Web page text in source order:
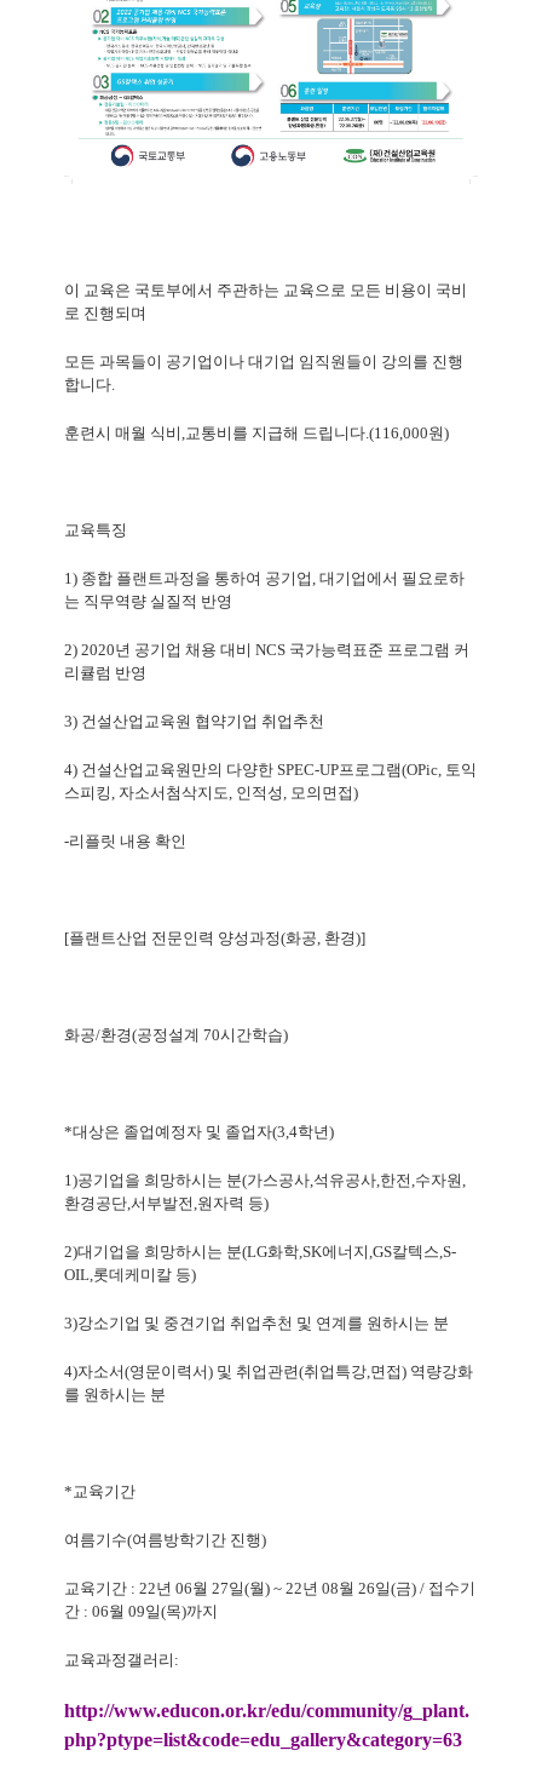
이 교육은 국토부에서 주관하는 교육으로 모든 비용이 국비
로 진행되며
모든 과목들이 공기업이나 대기업 임직원들이 강의를 진행
합니다
훈련시 매월 식비 교통비를 지급해 드립니다 .(116,000원)
교육특징
1) 종합 플랜트과정을 통하여 공기업 대기업에서 필요로하
는 직무역량 실질적 반영
2) 2020년 공기업 채용 대비 NCS 국가능력표준 프로그램 커
리큘럼 반영
3) 건설산업교육원 협약기업 취업추천
4) 건설산업교육원만의 다양한 SPEC-UP프로그램(OPic, 토익
스피킹 자소서첨삭지도 인적성 모의면접)
-리플릿 내용 확인
[플랜트산업 전문인력 양성과정(화공 환경)]
화공/환경(공정설계 70시간학습)
*대상은 졸업예정자 및 졸업자(3,4학년)
1)공기업을 희망하시는 분(가스공사 석유공사 한전 수자원
환경공단 서부발전 원자력 등)
2)대기업을 희망하시는 분(LG화학 ,SK에너지 ,GS칼텍스 ,S-
OIL, 롯데케미칼 등)
3)강소기업 및 중견기업 취업추천 및 연계를 원하시는 분
4)자소서(영문이력서) 및 취업관련(취업특강 면접) 역량강화
를 원하시는 분
* 교육기간
여름기수(여름방학기간 진행)
교육기간 : 22년 06월 27일(월) ~ 22년 08월 26일(금) / 접수기
간 : 06월 09일(목)까지
교육과정갤러리 :
http://www.educon.or.kr/edu/community/g_plant.
php?ptype=list&code=edu_gallery&category=63